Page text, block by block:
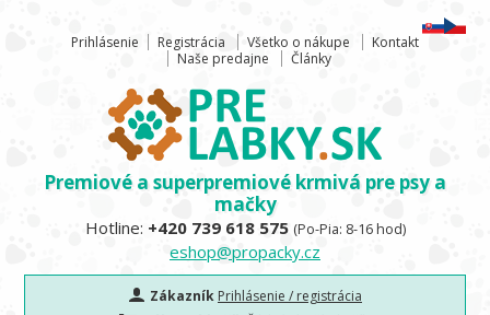
Prihlásenie Registrácia Všetko o nákupe
Kontakt
Naše predajne
Články
Premiové a superpremiové krmivá pre psy a
mačky
Hotline: +420 739 618 575 (Po-Pia: 8-16 hod)
eshop@propacky.cz
Zákazník Prihlásenie / registrácia